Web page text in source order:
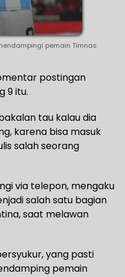
pemain Timnas
postingan
9 itu.
tau kalau dia
karena bisa masuk
salah seorang
via telepon, mengaku
salah satu bagian
saat melawan
yang pasti
pemain